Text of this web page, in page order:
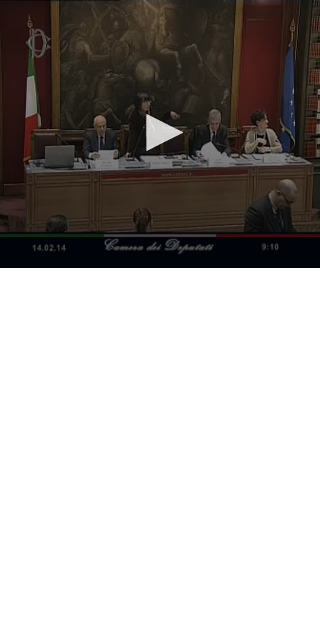
Vai al contenuto principale
WebTV Camera dei Deputati
Vai al menu di navigazione
Contenuto
Fine contenuto
Vai al contenuto principale Vai al menu di navigazione